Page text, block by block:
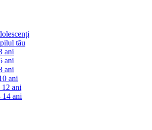
tău
ani
ani
ani
ani
ani
14 ani